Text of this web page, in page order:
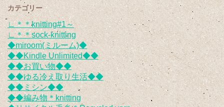
カテゴリー
∟＊＊knitting#1～
∟＊＊sock-knitting
◆miroom(ミルーム)◆
◆◆Kindle Unlimited◆◆
◆◆お買い物◆◆
◆◆ゆる冷え取り生活◆◆
◆◆ミシン◆◆
◆◆編み物＊knitting